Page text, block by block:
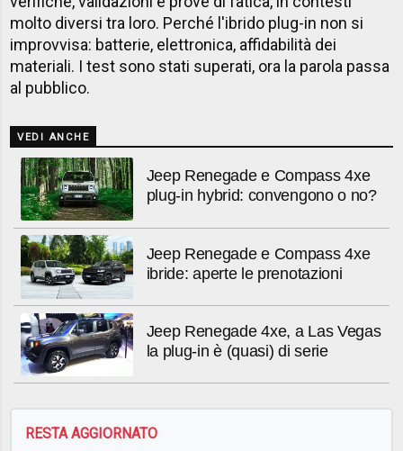
molto diversi tra loro. Perché l'ibrido plug-in non si
improvvisa: batterie, elettronica, affidabilità dei
materiali. I test sono stati superati, ora la parola passa
al pubblico.
VEDI ANCHE
Jeep Renegade e Compass 4xe
plug-in hybrid: convengono o no?
Jeep Renegade e Compass 4xe
ibride: aperte le prenotazioni
Jeep Renegade 4xe, a Las Vegas
la plug-in è (quasi) di serie
RESTA AGGIORNATO